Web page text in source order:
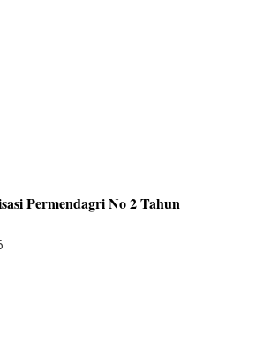
Permendagri No 2 Tahun